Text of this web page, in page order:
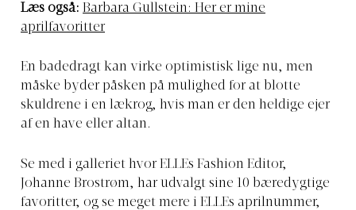
Læs også: Barbara Gullstein: Her er mine
aprilfavoritter
En badedragt kan virke optimistisk lige nu, men
måske byder påsken på mulighed for at blotte
skuldrene i en lækrog, hvis man er den heldige ejer
af en have eller altan.
Se med i galleriet hvor ELLEs Fashion Editor,
Johanne Brostrøm, har udvalgt sine 10 bæredygtige
favoritter, og se meget mere i ELLEs aprilnummer,